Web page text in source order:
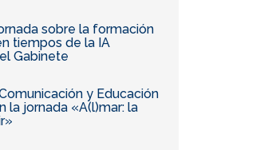
sobre la formación
tiempos de la IA
Gabinete
y Educación
la jornada «A(l)mar: la